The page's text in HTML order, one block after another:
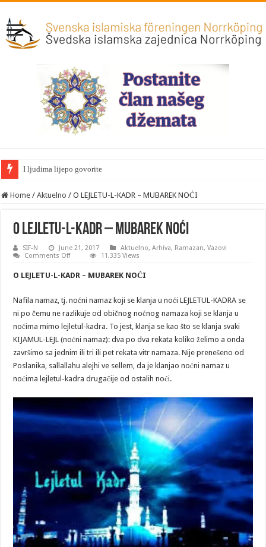
I ljudima lijepo govorite
Home / Aktuelno / O LEJLETU-L-KADR – MUBAREK NOĆI
O LEJLETU-L-KADR – MUBAREK NOĆI
SIF-N June 21, 2017 Aktuelno,Arhiva, Ramazan,Vazovi
Comments Offon
L-
MUBAREK
NOĆI
11,335 Views
O LEJLETU-L-KADR – MUBAREK NOĆI
Nafila namaz, tj. noćni namaz koji se klanja u noći LEJLETUL-KADRA se
ni po čemu ne razlikuje od običnog noćnog namaza koji se klanja u
noćima mimo lejletul-kadra. To jest, klanja se kao što se klanja svaki
KIJAMUL-LEJL (noćni namaz): dva po dva rekata koliko želimo a onda
završimo sa jednim ili tri ili pet rekata vitr namaza. Nije prenešeno od
Poslanika, sallallahu alejhi ve sellem, da je klanjao noćni namaz u
noćima lejletul-kadra drugačije od ostalih noći.